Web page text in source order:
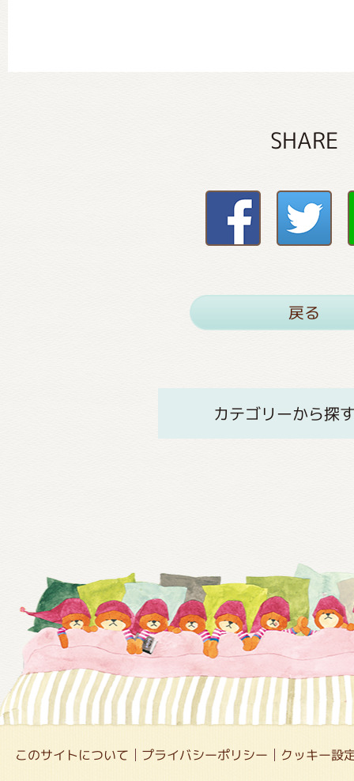
SHARE
戻る
カテゴリーから探
このサイトについて プライバシーポリシー クッキー設